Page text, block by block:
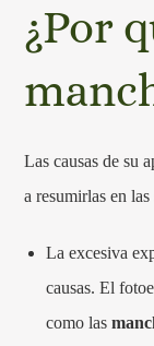
¿Por
Las causas de su
a resumirlas en
La excesiva
causas. El
como las